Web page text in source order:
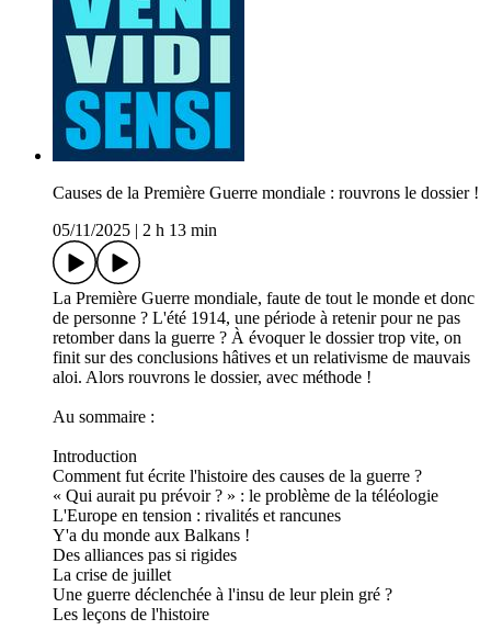
Causes de la Première Guerre mondiale : rouvrons le dossier !
05/11/2025
2 h 13 min
La Première Guerre mondiale, faute de tout le monde et donc
de personne ? L'été 1914, une période à retenir pour ne pas
retomber dans la guerre ? À évoquer le dossier trop vite, on
finit sur des conclusions hâtives et un relativisme de mauvais
aloi. Alors rouvrons le dossier, avec méthode !
Au sommaire :
Introduction
Comment fut écrite l'histoire des causes de la guerre ?
« Qui aurait pu prévoir ? » : le problème de la téléologie
L'Europe en tension : rivalités et rancunes
Y'a du monde aux Balkans !
Des alliances pas si rigides
La crise de juillet
Une guerre déclenchée à l'insu de leur plein gré ?
Les leçons de l'histoire